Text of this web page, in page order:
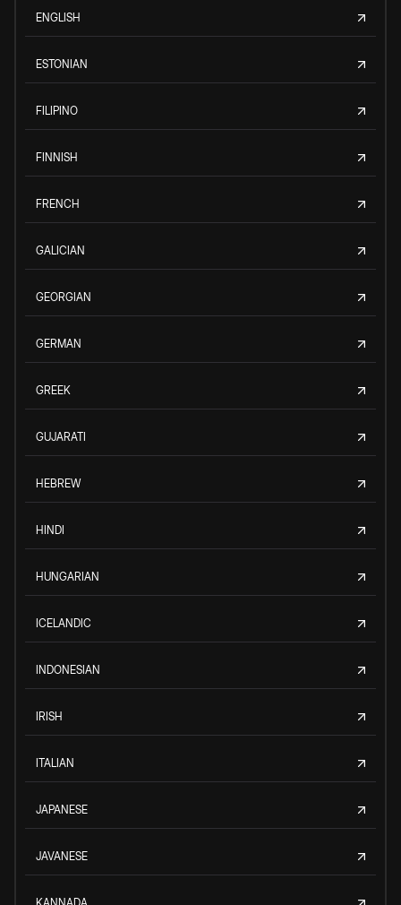
ENGLISH
ESTONIAN
FILIPINO
FINNISH
FRENCH
GALICIAN
GEORGIAN
GERMAN
GREEK
GUJARATI
HEBREW
HINDI
HUNGARIAN
ICELANDIC
INDONESIAN
IRISH
ITALIAN
JAPANESE
JAVANESE